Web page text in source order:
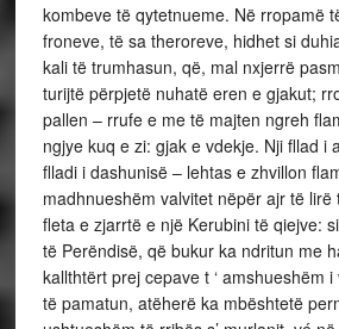
kombeve të qytetnueme. Në rropamë
froneve, të sa theroreve, hidhet si
kali të trumhasun, që, mal nxjerrë
turijtë përpjetë nuhatë eren e gjakut;
pallen – rrufe e me të majten ngreh
ngjye kuq e zi: gjak e vdekje. Nji fllad i
flladi i dashunisë – lehtas e zhvillon
madhnueshëm valvitet nëpër ajr të lirë
fleta e zjarrtë e një Kerubini të qiejve:
të Perëndisë, që bukur ka ndritun me
kallthtërt prej cepave t ‘ amshueshëm
të pamatun, atëherë ka mbështetë